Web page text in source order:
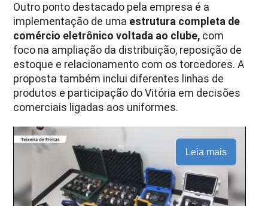
Outro ponto destacado pela empresa é a
implementação de uma estrutura completa de
comércio eletrônico voltada ao clube, com
foco na ampliação da distribuição, reposição de
estoque e relacionamento com os torcedores. A
proposta também inclui diferentes linhas de
produtos e participação do Vitória em decisões
comerciais ligadas aos uniformes.
Leia mais